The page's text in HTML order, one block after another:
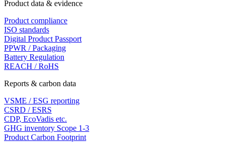
Product data & evidence
Product compliance
ISO standards
Digital Product Passport
PPWR / Packaging
Battery Regulation
REACH / RoHS
Reports & carbon data
VSME / ESG reporting
CSRD / ESRS
CDP, EcoVadis etc.
GHG inventory Scope 1-3
Product Carbon Footprint